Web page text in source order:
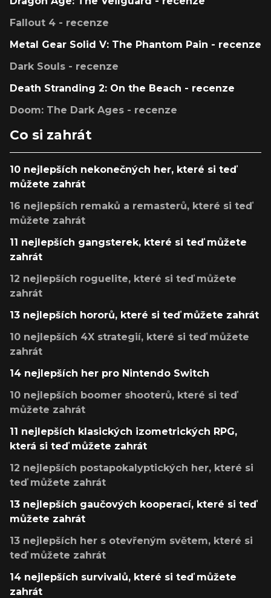
Fallout 4 - recenze
Metal Gear Solid V: The Phantom Pain - recenze
Dark Souls - recenze
Death Stranding 2: On the Beach - recenze
Doom: The Dark Ages - recenze
Co si zahrát
10 nejlepších nekonečných her, které si teď
můžete zahrát
16 nejlepších remaků a remasterů, které si teď
můžete zahrát
11 nejlepších gangsterek, které si teď můžete
zahrát
12 nejlepších roguelite, které si teď můžete
zahrát
13 nejlepších hororů, které si teď můžete zahrát
10 nejlepších 4X strategií, které si teď můžete
zahrát
14 nejlepších her pro Nintendo Switch
10 nejlepších boomer shooterů, které si teď
můžete zahrát
11 nejlepších klasických izometrických RPG,
která si teď můžete zahrát
12 nejlepších postapokalyptických her, které si
teď můžete zahrát
13 nejlepších gaučových kooperací, které si teď
můžete zahrát
13 nejlepších her s otevřeným světem, které si
teď můžete zahrát
14 nejlepších survivalů, které si teď můžete
zahrát